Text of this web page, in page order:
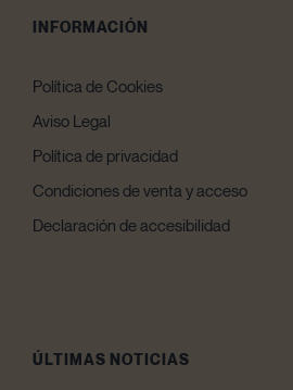
INFORMACIÓN
Política de Cookies
Aviso Legal
Política de privacidad
Condiciones de venta y acceso
Declaración de accesibilidad
ÚLTIMAS NOTICIAS